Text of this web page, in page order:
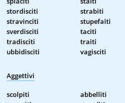
stordisciti
strabiti
stravinciti
stupefaiti
sverdisciti
taciti
tradisciti
traiti
ubbidisciti
vagisciti
Aggettivi
scolpiti abbelliti